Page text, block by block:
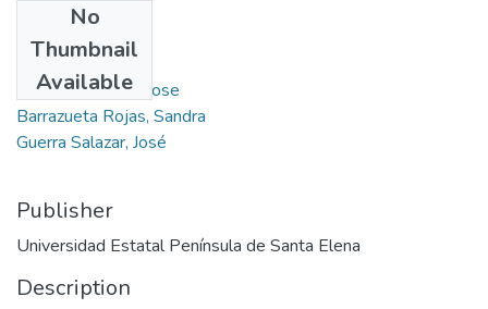
No
Thumbnail
Available
Authors
Rea Yánez, Mercy
Morales Gordon, Jose
Barrazueta Rojas, Sandra
Guerra Salazar, José
Publisher
Universidad Estatal Península de Santa Elena
Description